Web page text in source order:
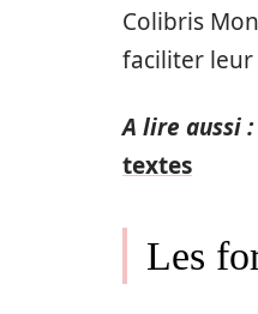
Colibris
faciliter leur
A lire aussi :
textes
Les